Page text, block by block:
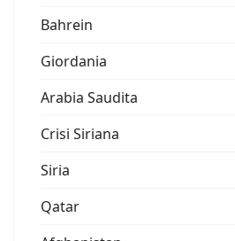
Bahrein
Giordania
Arabia Saudita
Crisi Siriana
Siria
Qatar